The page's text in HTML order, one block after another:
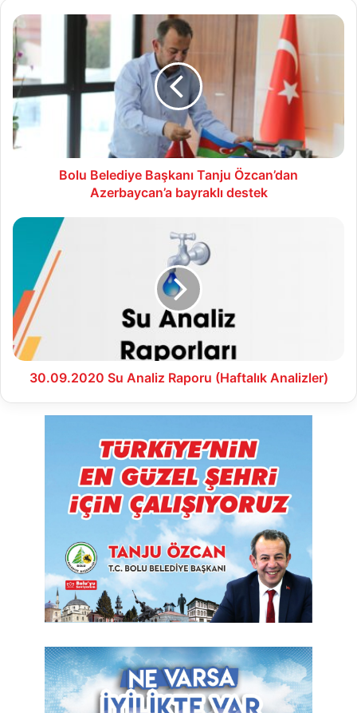
Bolu
Belediye
Başkanı
Tanju
Özcan’dan
Azerbaycan’a
bayraklı
destek
Bolu Belediye Başkanı Tanju Özcan’dan
Azerbaycan’a bayraklı destek
30.09.2020
Raporu
(Haftalık
Analizler)
30.09.2020 Su Analiz Raporu (Haftalık Analizler)